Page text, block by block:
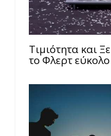
Τιμιότητα και
το Φλερτ εύκολο